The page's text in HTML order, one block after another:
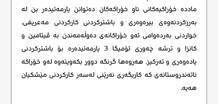
ماددە خۆراکیەکانی ناو خۆراکەکان دەتوانن یارمەتیدەر بن لە
بەرزکردنەوەی بیرەوەری و باشترکردنی کارکردنی مەعریفی.
خواردنی بەردەوامی ئەو خۆراکانەی دەوڵەمەندن بە ڤیتامین و
کانزا و ترشە چەوری ئۆمیگا 3 یارمەتیدەرە بۆ باشترکردنی
یادەوەری و تەرکیز. هەروەها گرنگە دوور بکەویتەوە لەو خۆراکە
ناتەندروستانەی کە کاریگەری نەرێنی لەسەر کارکردنی مێشکیان
هەیە.